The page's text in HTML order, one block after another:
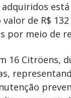
valor de R$
por meio de
16 Citröens,